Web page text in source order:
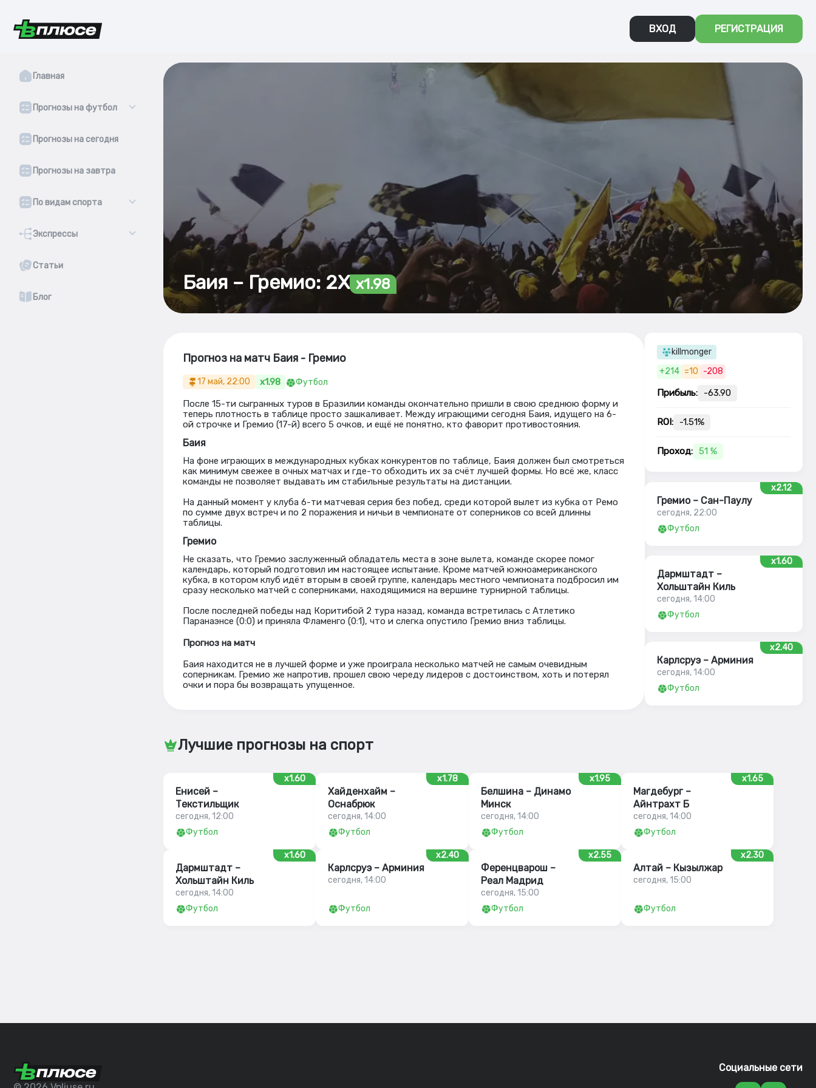
ВХОД РЕГИСТРАЦИЯ
Главная
Прогнозы на футбол
Прогнозы на сегодня
Прогнозы на завтра
По видам спорта
Экспрессы
Статьи
Блог
Баия – Гремио: 2Х x1.98
Прогноз на матч Баия - Гремио
17 май, 22:00 x1.98 Футбол
После 15-ти сыгранных туров в Бразилии команды окончательно пришли в свою среднюю форму и
теперь плотность в таблице просто зашкаливает. Между играющими сегодня Баия, идущего на 6-
ой строчке и Гремио (17-й) всего 5 очков, и ещё не понятно, кто фаворит противостояния.
Баия
На фоне играющих в международных кубках конкурентов по таблице, Баия должен был смотреться
как минимум свежее в очных матчах и где-то обходить их за счёт лучшей формы. Но всё же, класс
команды не позволяет выдавать им стабильные результаты на дистанции.
На данный момент у клуба 6-ти матчевая серия без побед, среди которой вылет из кубка от Ремо
по сумме двух встреч и по 2 поражения и ничьи в чемпионате от соперников со всей длинны
таблицы.
Гремио
Не сказать, что Гремио заслуженный обладатель места в зоне вылета, команде скорее помог
календарь, который подготовил им настоящее испытание. Кроме матчей южноамериканского
кубка, в котором клуб идёт вторым в своей группе, календарь местного чемпионата подбросил им
сразу несколько матчей с соперниками, находящимися на вершине турнирной таблицы.
После последней победы над Коритибой 2 тура назад, команда встретилась с Атлетико
Паранаэнсе (0:0) и приняла Фламенго (0:1), что и слегка опустило Гремио вниз таблицы.
Прогноз на матч
Баия находится не в лучшей форме и уже проиграла несколько матчей не самым очевидным
соперникам. Гремио же напротив, прошел свою череду лидеров с достоинством, хоть и потерял
очки и пора бы возвращать упущенное.
killmonger
+214 =10 -208
Прибыль: -63.90
ROI: -1.51%
Проход: 51 %
x2.12
Гремио – Сан-Паулу
сегодня, 22:00
Футбол
x1.60
Дармштадт –
Хольштайн Киль
сегодня, 14:00
Футбол
x2.40
Карлсруэ – Арминия
сегодня, 14:00
Футбол
Лучшие прогнозы на спорт
x1.60
Енисей –
Текстильщик
сегодня, 12:00
Футбол
x1.78
Хайденхайм –
Оснабрюк
сегодня, 14:00
Футбол
x1.95
Белшина – Динамо
Минск
сегодня, 14:00
Футбол
x1.65
Магдебург –
Айнтрахт Б
сегодня, 14:00
Футбол
x1.60
Дармштадт –
Хольштайн Киль
сегодня, 14:00
Футбол
x2.40
Карлсруэ – Арминия
сегодня, 14:00
Футбол
x2.55
Ференцварош –
Реал Мадрид
сегодня, 15:00
Футбол
x2.30
Алтай – Кызылжар
сегодня, 15:00
Футбол
Социальные сети